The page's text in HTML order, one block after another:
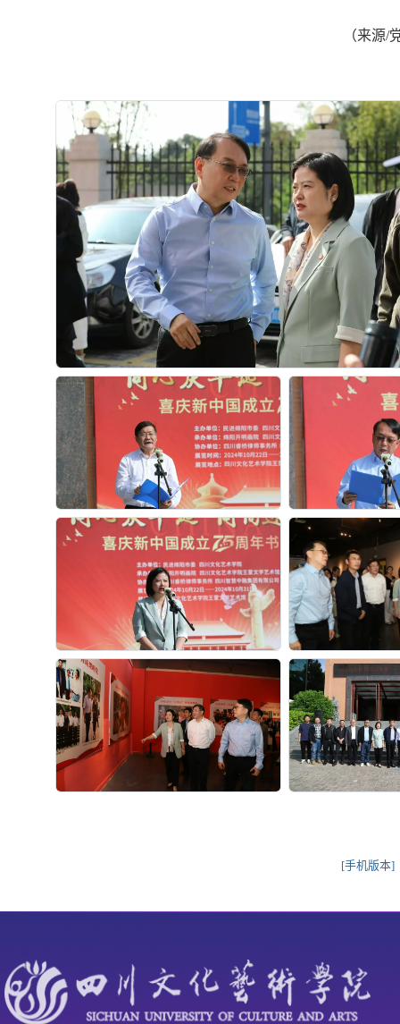
（来源
[手机版本]